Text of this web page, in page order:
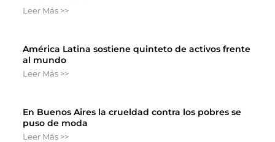
Leer Más >>
América Latina sostiene quinteto de activos frente
al mundo
Leer Más >>
En Buenos Aires la crueldad contra los pobres se
puso de moda
Leer Más >>